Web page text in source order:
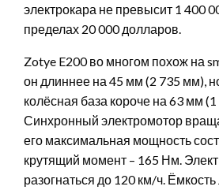
электрокара не превысит 1 400
пределах 20 000 долларов.
Zotye E200 во многом похож на
он длиннее на 45 мм (2 735 мм),
колёсная база короче на 63 мм
Синхронный электромотор
его максимальная мощность
крутящий момент – 165 Нм.
разогнаться до 120 км/ч.